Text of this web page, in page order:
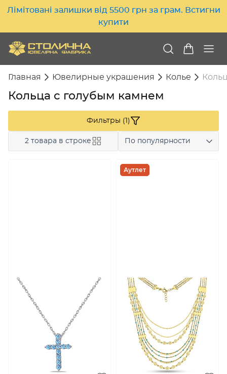
Лімітовані залишки від 5500 грн за грам. Встигни
купити
Главная Ювелирные украшения Колье
Кольца с голубым камнем
Фильтры (1)
2 товара в строке По популярности
Аутлет